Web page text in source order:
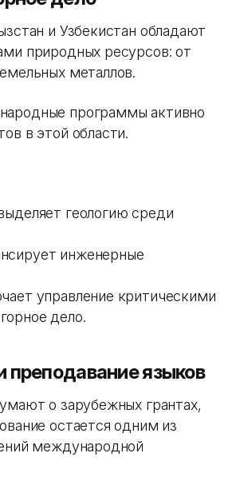
и Узбекистан обладают
природных ресурсов: от
металлов.
программы активно
в этой области.
геологию среди
инженерные
управление критическими
дело.
преподавание языков
о зарубежных грантах,
остается одним из
международной